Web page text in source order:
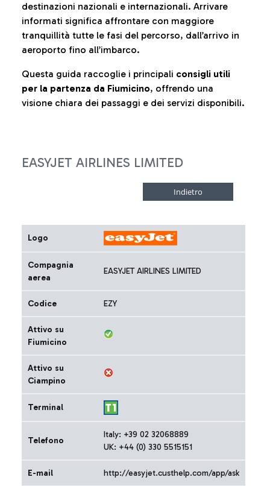
destinazioni nazionali e internazionali. Arrivare
informati significa affrontare con maggiore
tranquillità tutte le fasi del percorso, dall’arrivo in
aeroporto fino all’imbarco.
Questa guida raccoglie i principali consigli utili
per la partenza da Fiumicino, offrendo una
visione chiara dei passaggi e dei servizi disponibili.
EASYJET AIRLINES LIMITED
Logo
Compagnia
aerea
EASYJET AIRLINES LIMITED
Codice EZY
Attivo su
Fiumicino
Attivo su
Ciampino
Terminal
Telefono
Italy: +39 02 32068889
UK: +44 (0) 330 5515151
E-mail http://easyjet.custhelp.com/app/ask